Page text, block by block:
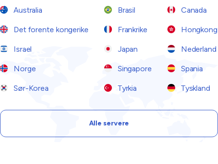
Australia Brasil Canada
Det forente kongerike Frankrike Hongkong
Israel Japan Nederland
Norge Singapore Spania
Sør-Korea Tyrkia Tyskland
Alle servere